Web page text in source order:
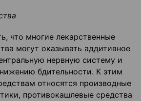
что многие лекарственные
могут оказывать аддитивное
нервную систему и
бдительности. К этим
относятся производные
противокашлевые средства